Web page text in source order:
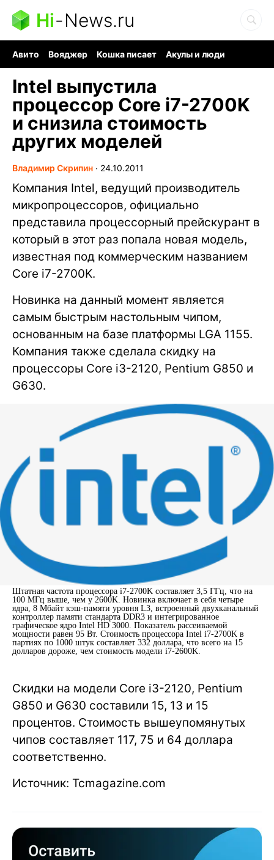
Hi-News.ru
Авито Вояджер Кошка писает
Акулы и люди
Intel выпустила
процессор Core i7-2700K
и снизила стоимость
других моделей
Владимир Скрипин ∙ 24.10.2011
Компания Intel, ведущий производитель
микропроцессоров, официально
представила процессорный прейскурант в
который в этот раз попала новая модель,
известная под коммерческим названием
Core i7-2700K.
Новинка на данный момент является
самым быстрым настольным чипом,
основанным на базе платформы LGA 1155.
Компания также сделала скидку на
процессоры Core i3-2120, Pentium G850 и
G630.
Штатная частота процессора i7-2700K составляет 3,5 ГГц, что на
100 МГц выше, чем у 2600K. Новинка включает в себя четыре
ядра, 8 Мбайт кэш-памяти уровня L3, встроенный двухканальный
контроллер памяти стандарта DDR3 и интегрированное
графическое ядро Intel HD 3000. Показатель рассеиваемой
мощности равен 95 Вт. Стоимость процессора Intel i7-2700K в
партиях по 1000 штук составляет 332 доллара, что всего на 15
долларов дороже, чем стоимость модели i7-2600K.
Скидки на модели Core i3-2120, Pentium
G850 и G630 составили 15, 13 и 15
процентов. Стоимость вышеупомянутых
чипов составляет 117, 75 и 64 доллара
соответственно.
Источник: Tcmagazine.com